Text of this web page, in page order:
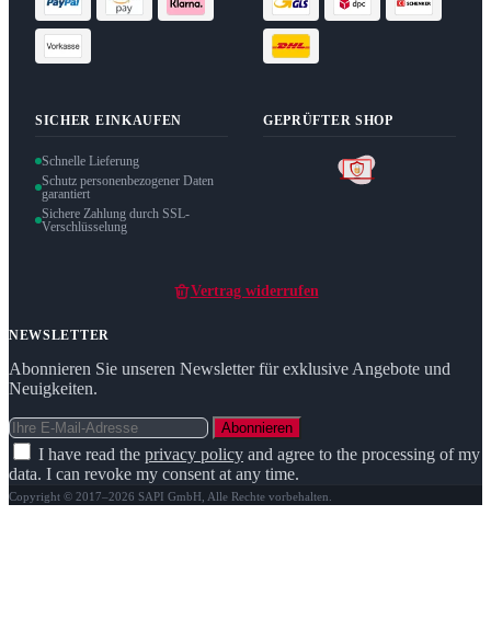
SICHER EINKAUFEN
Schnelle Lieferung
Schutz personenbezogener Daten
garantiert
Sichere Zahlung durch SSL-
Verschlüsselung
GEPRÜFTER SHOP
Vertrag widerrufen
NEWSLETTER
Abonnieren Sie unseren Newsletter für exklusive Angebote und
Neuigkeiten.
Abonnieren
I have read the privacy policy and agree to the processing of my
data. I can revoke my consent at any time.
Copyright © 2017–2026 SAPI GmbH, Alle Rechte vorbehalten.